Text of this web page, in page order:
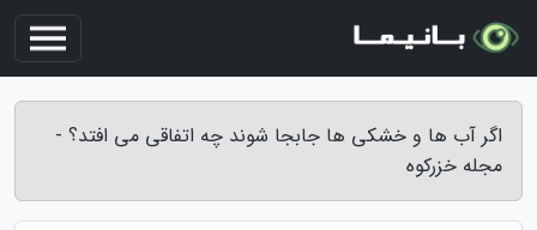
اگر آب ها و خشکی ها جابجا شوند چه اتفاقی می افتد؟ -
مجله خزرکوه